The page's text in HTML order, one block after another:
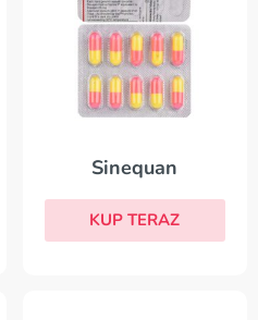
Sinequan
KUP TERAZ